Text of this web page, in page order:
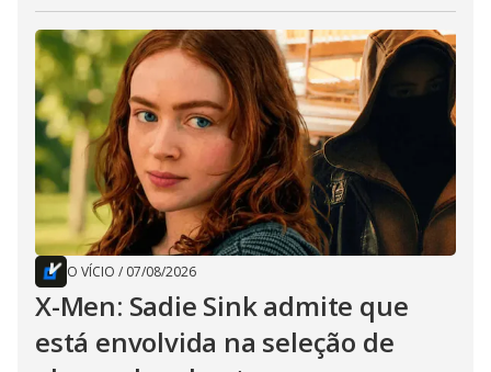
O VÍCIO / 07/08/2026
X-Men: Sadie Sink admite que
está envolvida na seleção de